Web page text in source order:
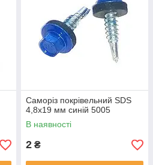
Саморіз покрівельний SDS
4,8х19 мм синій 5005
В наявності
2 ₴